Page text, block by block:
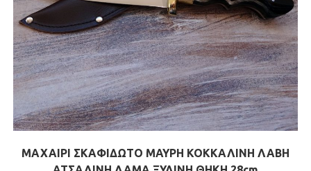
ΜΑΧΑΙΡΙ ΣΚΑΦΙΔΩΤΟ ΜΑΥΡΗ ΚΟΚΚΑΛΙΝΗ ΛΑΒΗ